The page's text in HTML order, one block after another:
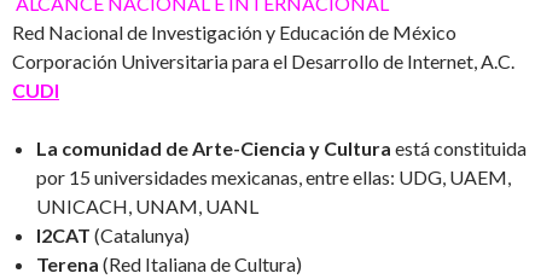
Red Nacional de Investigación y Educación de México
Corporación Universitaria para el Desarrollo de Internet, A.C.
CUDI
La comunidad de Arte-Ciencia y Cultura está constituida
por 15 universidades mexicanas, entre ellas: UDG, UAEM,
UNICACH, UNAM, UANL
I2CAT (Catalunya)
Terena (Red Italiana de Cultura)